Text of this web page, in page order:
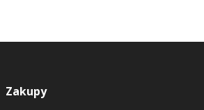
Zakupy